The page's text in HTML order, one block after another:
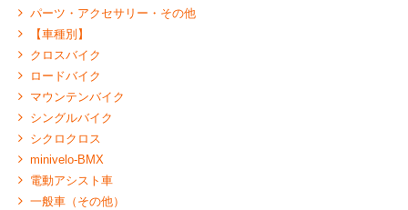
パーツ・アクセサリー・その他
【車種別】
クロスバイク
ロードバイク
マウンテンバイク
シングルバイク
シクロクロス
minivelo-BMX
電動アシスト車
一般車（その他）